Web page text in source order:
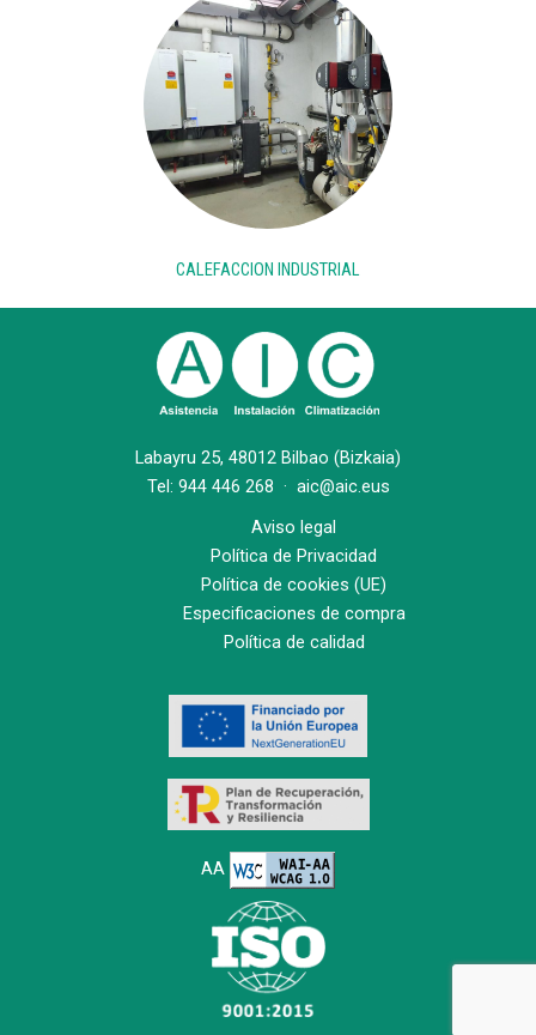
CALEFACCION INDUSTRIAL
Labayru 25, 48012 Bilbao (Bizkaia)
Tel: 944 446 268 · aic@aic.eus
Aviso legal
Política de Privacidad
Política de cookies (UE)
Especificaciones de compra
Política de calidad
AA